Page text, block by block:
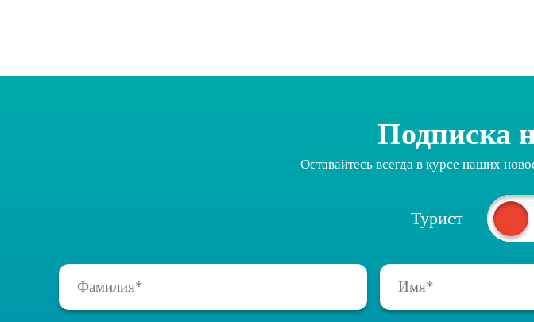
Подписка
Оставайтесь всегда в курсе наших
Турист